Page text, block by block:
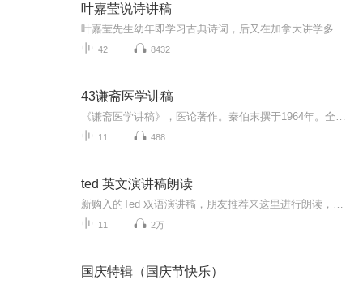
叶嘉莹说诗讲稿
42 8432
43谦斋医学讲稿
11 488
ted 英文演讲稿朗读
11 2万
国庆特辑（国庆节快乐）